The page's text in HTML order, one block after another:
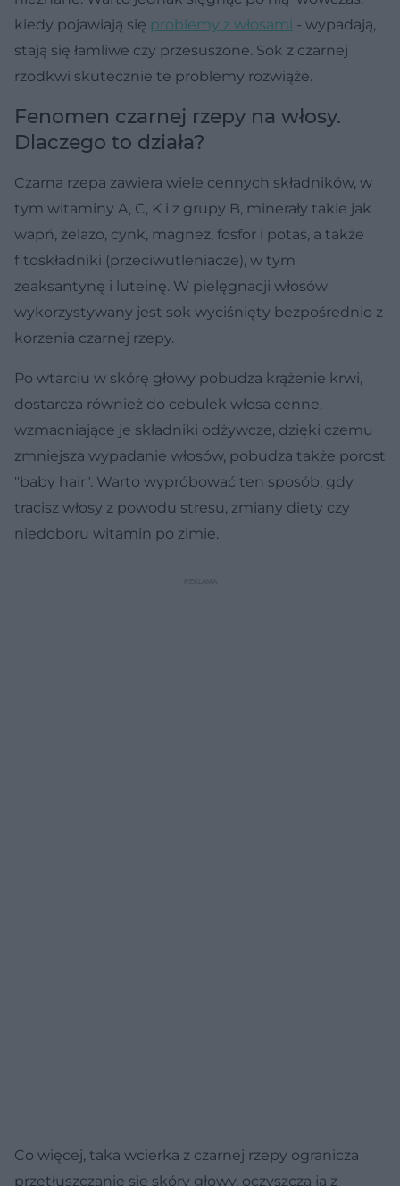
kiedy pojawiają się problemy z włosami - wypadają,
stają się łamliwe czy przesuszone. Sok z czarnej
rzodkwi skutecznie te problemy rozwiąże.
Fenomen czarnej rzepy na włosy.
Dlaczego to działa?
Czarna rzepa zawiera wiele cennych składników, w
tym witaminy A, C, K i z grupy B, minerały takie jak
wapń, żelazo, cynk, magnez, fosfor i potas, a także
fitoskładniki (przeciwutleniacze), w tym
zeaksantynę i luteinę. W pielęgnacji włosów
wykorzystywany jest sok wyciśnięty bezpośrednio z
korzenia czarnej rzepy.
Po wtarciu w skórę głowy pobudza krążenie krwi,
dostarcza również do cebulek włosa cenne,
wzmacniające je składniki odżywcze, dzięki czemu
zmniejsza wypadanie włosów, pobudza także porost
"baby hair". Warto wypróbować ten sposób, gdy
tracisz włosy z powodu stresu, zmiany diety czy
niedoboru witamin po zimie.
Co więcej, taka wcierka z czarnej rzepy ogranicza
przetłuszczanie się skóry głowy, oczyszcza ją z